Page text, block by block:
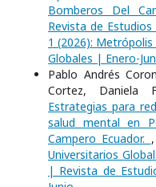
Bomberos Del
Revista de
1 (2026):
Globales | Enero-
Pablo Andrés
Cortez, Daniela
Estrategias para
salud mental en
Campero Ecuador. ,
Universitarios
| Revista de